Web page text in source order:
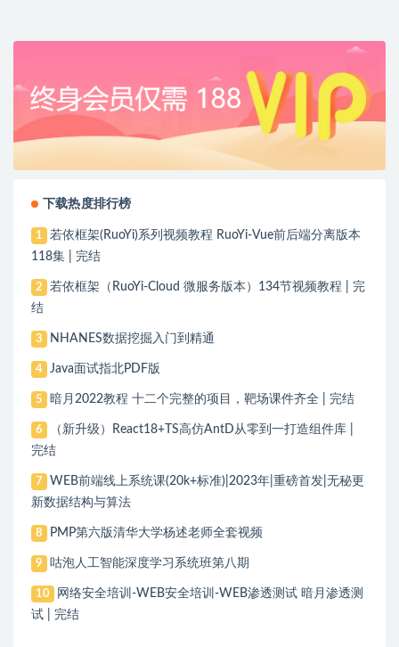
下载热度排行榜
1
若依框架(RuoYi)系列视频教程 RuoYi-Vue前后端分离版本
118集 | 完结
2
若依框架（RuoYi-Cloud 微服务版本）134节视频教程 | 完
结
3 NHANES数据挖掘入门到精通
4 Java面试指北PDF版
5 暗月2022教程 十二个完整的项目，靶场课件齐全 | 完结
6
（新升级）React18+TS高仿AntD从零到一打造组件库 |
完结
7
WEB前端线上系统课(20k+标准)|2023年|重磅首发|无秘更
新数据结构与算法
8 PMP第六版清华大学杨述老师全套视频
9 咕泡人工智能深度学习系统班第八期
10
网络安全培训-WEB安全培训-WEB渗透测试 暗月渗透测
试 | 完结